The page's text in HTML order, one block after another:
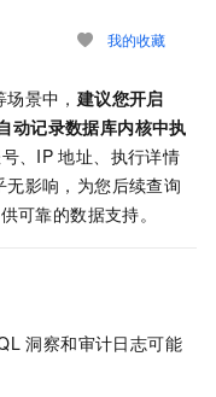
我的收藏
景中， 建议您开启
动记录数据库内核中执
号、IP 地址、执行详情
影响，为您后续查询
可靠的数据支持。
洞察和审计日志可能